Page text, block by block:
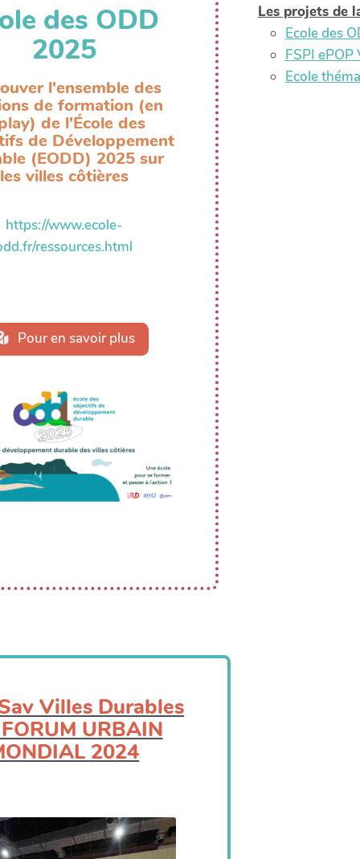
des ODD
2025
l'ensemble des
de formation (en
de l'École des
de Développement
(EODD) 2025 sur
les villes côtières
https://www.ecole-
ressources.html
Pour en savoir plus
Villes Durables
URBAIN
2024
Les projets de
Ecole des
FSPI ePOP
Ecole